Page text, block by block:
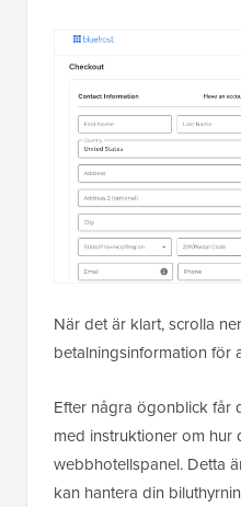
När det är klart, scrolla
betalningsinformation för
Efter några ögonblick får
med instruktioner om hur
webbhotellspanel. Detta
kan hantera din